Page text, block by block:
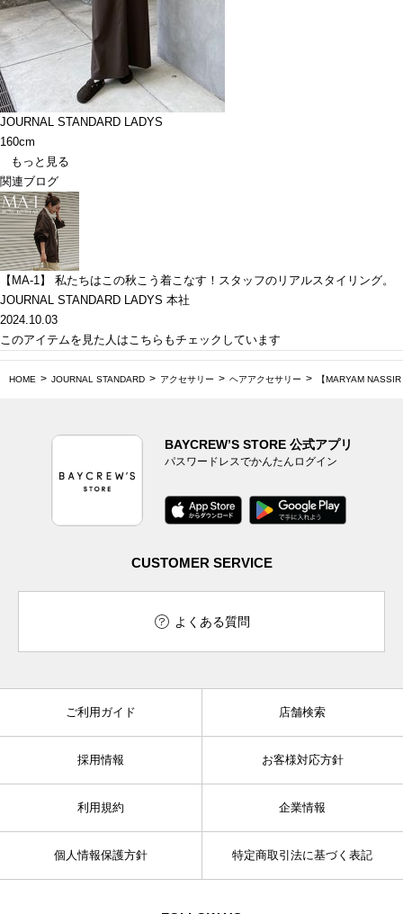
JOURNAL STANDARD LADYS
160cm
もっと見る
関連ブログ
【MA-1】 私たちはこの秋こう着こなす！スタッフのリアルスタイリング。
JOURNAL STANDARD LADYS 本社
2024.10.03
このアイテムを見た人はこちらもチェックしています
HOME JOURNAL STANDARD アクセサリー ヘアアクセサリー 【MARYAM
BAYCREW’S STORE 公式アプリ
パスワードレスでかんたんログイン
CUSTOMER SERVICE
よくある質問
ご利用ガイド 店舗検索
採用情報 お客様対応方針
利用規約 企業情報
個人情報保護方針 特定商取引法に基づく表記